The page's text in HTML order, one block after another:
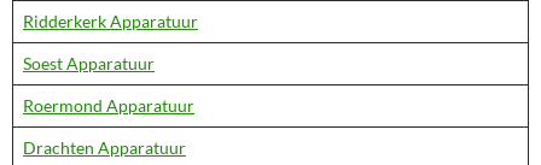
Ridderkerk Apparatuur
Soest Apparatuur
Roermond Apparatuur
Drachten Apparatuur